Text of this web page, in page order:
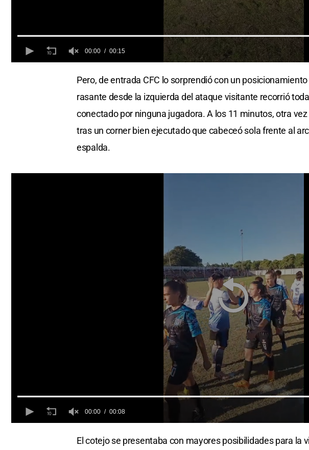
00:00 00:15
Pero, de entrada CFC lo sorprendió con un
rasante desde la izquierda del ataque visitante recorrió
conectado por ninguna jugadora. A los 11 minutos, otra
tras un corner bien ejecutado que cabeceó sola frente al
espalda.
00:00 00:08
El cotejo se presentaba con mayores posibilidades para la